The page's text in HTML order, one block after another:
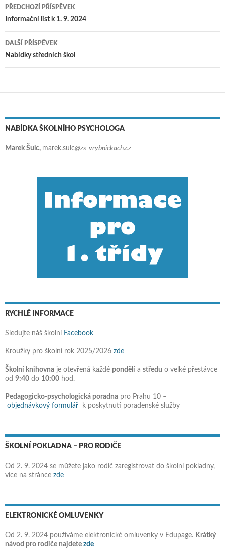
Navigace pro příspěvky
PŘEDCHOZÍ PŘÍSPĚVEK
Informační list k 1. 9. 2024
DALŠÍ PŘÍSPĚVEK
Nabídky středních škol
NABÍDKA ŠKOLNÍHO PSYCHOLOGA
Marek Šulc, marek.sulc@zs-vrybnickach.cz
RYCHLÉ INFORMACE
Sledujte náš školní Facebook
Kroužky pro školní rok 2025/2026 zde
Školní knihovna je otevřená každé pondělí a středu o velké přestávce
od 9:40 do 10:00 hod.
Pedagogicko-psychologická poradna pro Prahu 10 –
objednávkový formulář k poskytnutí poradenské služby
ŠKOLNÍ POKLADNA – PRO RODIČE
Od 2. 9. 2024 se můžete jako rodič zaregistrovat do školní pokladny,
více na stránce zde
ELEKTRONICKÉ OMLUVENKY
Od 2. 9. 2024 používáme elektronické omluvenky v Edupage. Krátký
návod pro rodiče najdete zde